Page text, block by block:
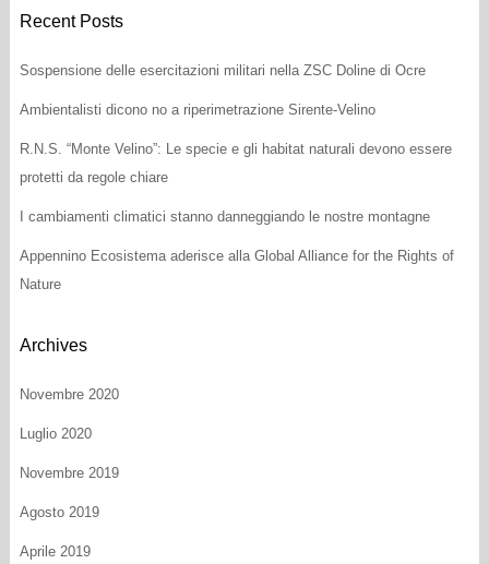
Recent Posts
Sospensione delle esercitazioni militari nella ZSC Doline di Ocre
Ambientalisti dicono no a riperimetrazione Sirente-Velino
R.N.S. “Monte Velino”: Le specie e gli habitat naturali devono essere
protetti da regole chiare
I cambiamenti climatici stanno danneggiando le nostre montagne
Appennino Ecosistema aderisce alla Global Alliance for the Rights of
Nature
Archives
Novembre 2020
Luglio 2020
Novembre 2019
Agosto 2019
Aprile 2019